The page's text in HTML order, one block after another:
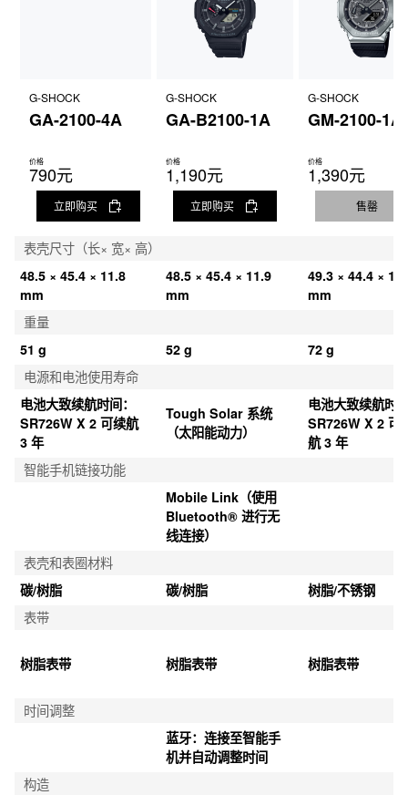
G-SHOCK
GA-2100-4A
价格
790元
立即购买
G-SHOCK
GA-B2100-1A
价格
1,190元
立即购买
G-SHOCK
GM-2100-1A
价格
1,390元
售罄
表壳尺寸（长× 宽× 高）
48.5 × 45.4 × 11.8
mm
48.5 × 45.4 × 11.9
mm
49.3 × 44.4 ×
mm
重量
51 g
52 g
72 g
电源和电池使用寿命
电池大致续航时间：
SR726W X 2 可续航
3 年
Tough Solar 系统
（太阳能动力）
电池大致续航时
SR726W X 2 可
航 3 年
智能手机链接功能
Mobile Link（使用
Bluetooth® 进行无
线连接）
表壳和表圈材料
碳/树脂
碳/树脂
树脂/不锈钢
表带
树脂表带 树脂表带 树脂表带
时间调整
蓝牙：连接至智能手
机并自动调整时间
构造